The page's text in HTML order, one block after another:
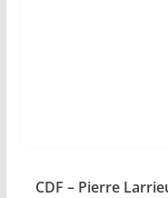
CDF – Pierre